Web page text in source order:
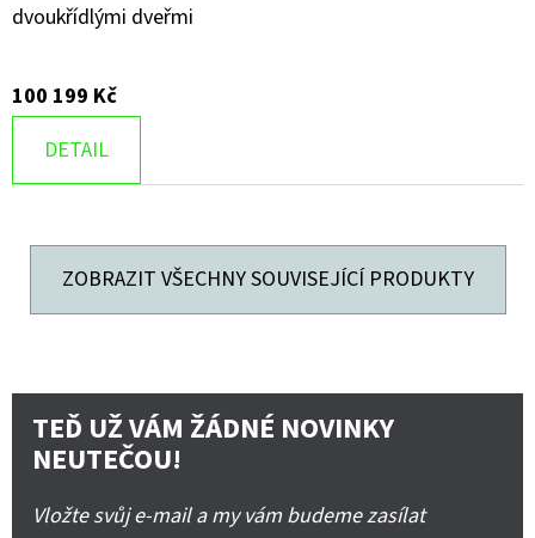
dvoukřídlými dveřmi
100 199 Kč
DETAIL
ZOBRAZIT VŠECHNY SOUVISEJÍCÍ PRODUKTY
TEĎ UŽ VÁM ŽÁDNÉ NOVINKY
NEUTEČOU!
Vložte svůj e-mail a my vám budeme zasílat